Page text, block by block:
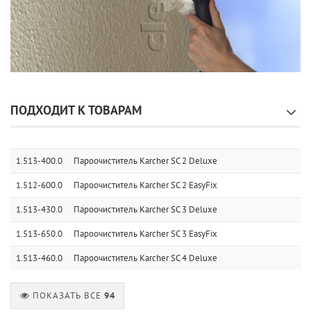
ПОДХОДИТ К ТОВАРАМ
1.513-400.0 Пароочиститель Karcher SC 2 Deluxe
1.512-600.0 Пароочиститель Karcher SC 2 EasyFix
1.513-430.0 Пароочиститель Karcher SC 3 Deluxe
1.513-650.0 Пароочиститель Karcher SC 3 EasyFix
1.513-460.0 Пароочиститель Karcher SC 4 Deluxe
ПОКАЗАТЬ ВСЕ94